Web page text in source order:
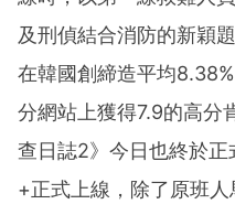
及刑偵結合消防的新穎
在韓國創締造平均8.38%
分網站上獲得7.9的高分
查日誌2》今日也終於正
+正式上線，除了原班